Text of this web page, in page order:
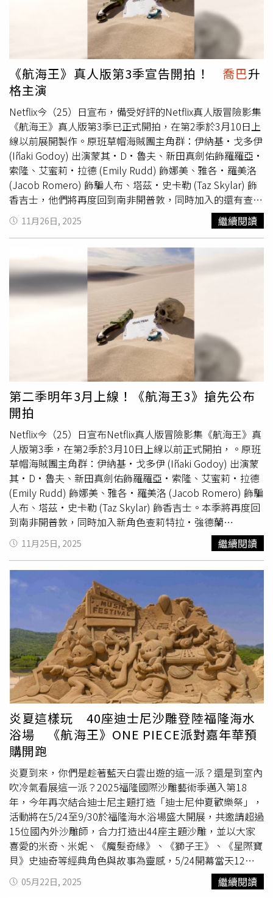
天真地提問：「海賊是什麼？」他的人
生導師西爾爾克醫生溫柔回應：「海賊熱愛冒險、擁有夢
想，而且絕不輕言放棄。」這份精神，也成為偉大航道旅程
的核心信念。初次見到 喬巴
的魯夫興奮大喊：「那是什麼東
東！」而喬巴
也開心地說：「我從來沒玩得這麼開心耶！」
令人更加期待他的加入將為團隊帶來什麼樣的火花。第2季
中，神祕刺客秘密組織「巴洛克華克（Baroque Works）」
也正式浮上檯面。副社長Miss ALL星期天 (Miss All-Sunday)
（蕾拉・阿波娃 飾），也是大家熟知的妮可・羅賓，冷靜
現身對魯夫說道：「你就是草帽海賊團的船長啊？蒙其・
D・魯夫。」面對步步逼近的威脅，魯夫大喊：「團結一
心！」騙人布也宣告：「要開戰了！」預告最後點出旅程的
真諦：「有時候你會到達從未想過的地方，也會結識同伴，
這正是踏上旅程的意義。」一場更加壯闊、熱血的冒險，即
將展開。
《航海王》真人版第3季宣告開拍！ 喬巴升
格主演
Netflix今（25）日宣布，備受好評的Netflix真人版冒險影集
《航海王》真人版第3季已正式開拍，在第2季於3月10日上
線以前展開製作。原班草帽海賊團主角群：伊納基·戈多伊
(Iñaki Godoy) 出演蒙其·D·魯夫、新田真劍佑飾羅羅亞·
索隆、艾蜜莉·拉德 (Emily Rudd) 飾娜美、雅各·羅美洛
(Jacob Romero) 飾騙人布、塔茲·史卡勒 (Taz Skylar) 飾
香吉士，他們將再度回到南非開普敦，同時加入的還有查莉
特拉·強德蘭 (Charithra Chandran) 飾星期三小姐、米凱拉
·胡佛 (Mikaela Hoover) 為
配音、喬·曼格尼洛 (Joe
Manganiello) 飾演0號先生、蕾拉·艾波娃 (Lera Abova) 飾
演天天星期天小姐與森德希·拉瑪莫西 (Sendhil
Ramamurthy) 飾演寇布拉。米凱拉·胡佛、喬·曼格尼洛
與森德希·拉瑪莫西將於第3季正式升格為主要卡司。先前
已公布的第3季卡司為科爾·艾斯科拉 (Cole Escola) 飾演
馮·克雷與索洛馬里·達納 (Xolo Maridueña)飾演波特卡斯
·D·艾斯，更多卡司將於之後陸續公布。 Netflix真人版影
集《航海王》由伊納基·戈多伊 (Iñaki Godoy) 、新田真劍
佑 (Mackenyu)、塔茲·史卡勒 (Taz Skylar) 、艾蜜莉·拉
德 (Emily Rudd) 與雅各·羅美洛 (Jacob Romero) 領銜主
演 。影集由 集英社與Netflix及Tomorrow Studios聯合製
作。《航海王》將於2026年3月10日於Netflix獨家上線。
11月26日, 2025 繼續閱讀
第二季明年3月上線！《航海王3》搶先公布
開拍
Netflix今（25）日宣布Netflix真人版冒險影集《航海王》真
人版第3季，在第2季於3月10日上線以前正式開拍，。原班
草帽海賊團主角群：伊納基·戈多伊 (Iñaki Godoy) 出演蒙
其·D·魯夫、新田真劍佑飾羅羅亞·索隆、艾蜜莉·拉德
(Emily Rudd) 飾娜美、雅各·羅美洛 (Jacob Romero) 飾騙
人布、塔茲·史卡勒 (Taz Skylar) 飾香吉士。本季將再度回
到南非開普敦，同時加入新角色查莉特拉·強德蘭
(Charithra Chandran) 飾星期三小姐、米凱拉·胡佛
(Mikaela Hoover) 為
配音、喬·曼格尼洛 (Joe
Manganiello) 飾演0號先生、蕾拉·艾波娃 (Lera Abova) 飾
演天天星期天小姐與森德希·拉瑪莫西 (Sendhil
Ramamurthy) 飾演寇布拉。米凱拉·胡佛、喬·曼格尼洛
與森德希·拉瑪莫西將於第3季正式升格為主要卡司。先前
已公布的第3季卡司為科爾·艾斯科拉 (Cole Escola) 飾演
馮·克雷與索洛馬里·達納 (Xolo Maridueña)飾演波特卡斯
·D·艾斯，更多卡司將於之後陸續公布。 Netflix真人版影
集《航海王》由伊納基·戈多伊 (Iñaki Godoy) 、新田真劍
佑 (Mackenyu)、塔茲·史卡勒 (Taz Skylar) 、艾蜜莉·拉
德 (Emily Rudd) 與雅各·羅美洛 (Jacob Romero) 領銜主
演 。影集由 集英社與Netflix及Tomorrow Studios聯合製
作。《航海王》將於2026年3月10日於Netflix獨家上線。
11月25日, 2025 繼續閱讀
炎夏這樣玩 40座迪士尼沙雕登陸福隆海水
浴場 《航海王》ONE PIECE派對嘉年華預
購開跑
炎夏到來，你們是趁著藍天白雲出遊的這一派？還是到室內
吹冷氣看展這一派？2025福隆國際沙雕藝術季邁入第18
年，今年再次結合迪士尼主題打造「迪士尼仲夏歡樂祭」，
活動將在5/24至9/30於福隆海水浴場盛大開展，共邀請超過
15位國內外沙雕師，合力打造出44座主題沙雕，並以大家
喜愛的米奇、米妮、《魔髮奇緣》、《獅子王》、《星際寶
貝》史迪奇等經典角色與故事為靈感，5/24開幕當天12歲
以下孩童只要穿搭活動主題周邊元素，還可免費入場！另外
人氣動漫《航海王》將登陸台北兒童新樂園，6 / 28起推出
05月22日, 2025 繼續閱讀